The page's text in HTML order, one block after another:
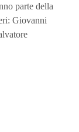
parte della
Giovanni